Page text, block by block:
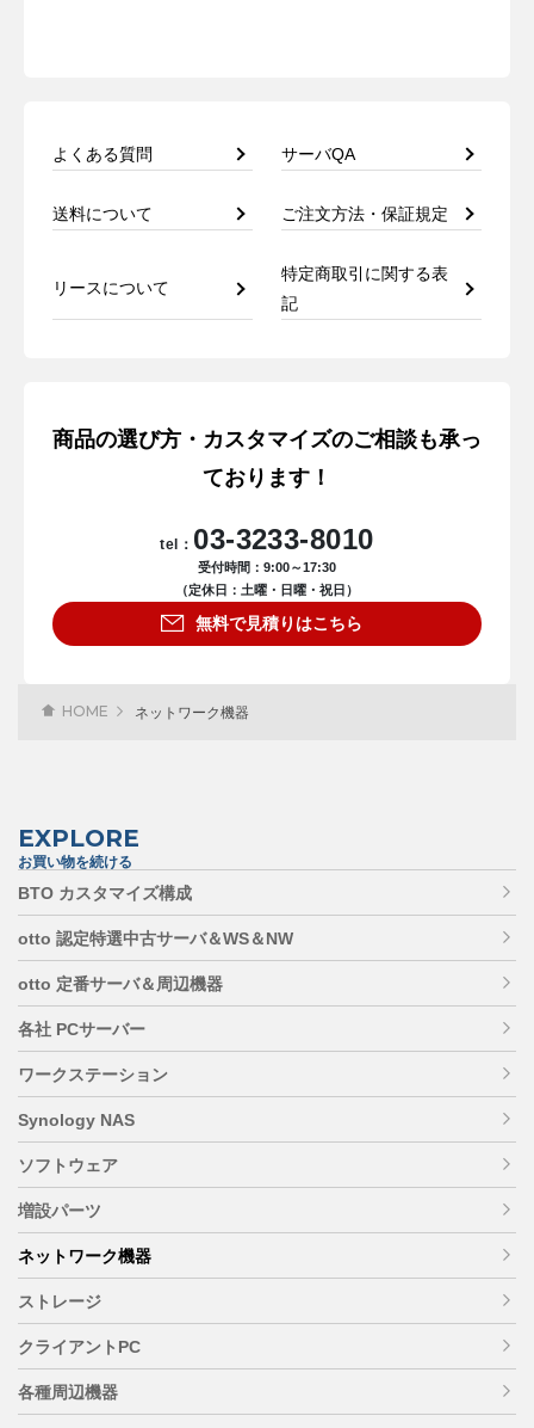
よくある質問 サーバQA
送料について ご注文方法・保証規定
リースについて
特定商取引に関する表
記
商品の選び方・カスタマイズのご相談も承っ
ております！
tel： 03-3233-8010
受付時間：9:00～17:30
（定休日：土曜・日曜・祝日）
無料で見積りはこちら
HOME ネットワーク機器
EXPLORE
お買い物を続ける
BTO カスタマイズ構成
otto 認定特選中古サーバ＆WS＆NW
otto 定番サーバ＆周辺機器
各社 PCサーバー
ワークステーション
Synology NAS
ソフトウェア
増設パーツ
ネットワーク機器
ストレージ
クライアントPC
各種周辺機器